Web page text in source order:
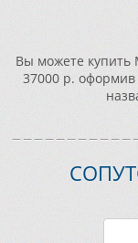
Вы можете купить
37000 р. оформив